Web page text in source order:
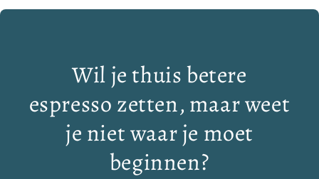
Wil je thuis betere
espresso zetten, maar weet
je niet waar je moet
beginnen?